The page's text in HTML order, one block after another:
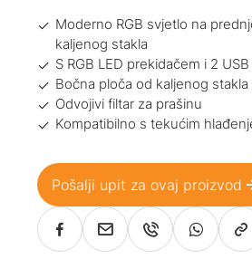
Moderno RGB svjetlo na
kaljenog stakla
S RGB LED prekidačem i 2
Bočna ploča od kaljenog
Odvojivi filtar za prašinu
Kompatibilno s tekućim
Pošalji upit za ovaj proizvod